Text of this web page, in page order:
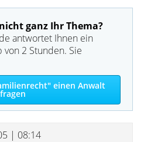
ganz Ihr Thema?
antwortet Ihnen ein
2 Stunden. Sie
einen Anwalt
fragen
| 08:14